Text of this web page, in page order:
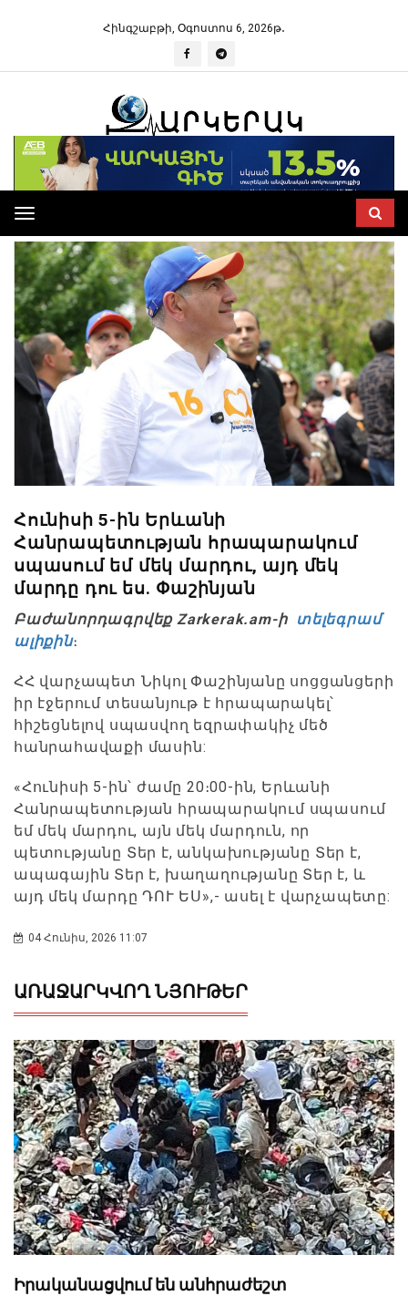
Հինգշաբթի, Օգոստոս 6, 2026թ․
Toggle
navigation
Հունիսի 5-ին Երևանի
Հանրապետության հրապարակում
սպասում եմ մեկ մարդու, այդ մեկ
մարդը դու ես. Փաշինյան
Բաժանորդագրվեք Zarkerak.am-ի տելեգրամ
ալիքին։
ՀՀ վարչապետ Նիկոլ Փաշինյանը սոցցանցերի
իր էջերում տեսանյութ է հրապարակել՝
հիշեցնելով սպասվող եզրափակիչ մեծ
հանրահավաքի մասին:
«Հունիսի 5-ին՝ ժամը 20։00-ին, Երևանի
Հանրապետության հրապարակում սպասում
եմ մեկ մարդու, այն մեկ մարդուն, որ
պետությանը Տեր է, անկախությանը Տեր է,
ապագային Տեր է, խաղաղությանը Տեր է, և
այդ մեկ մարդը ԴՈՒ ԵՍ»,- ասել է վարչապետը:
04 Հունիս, 2026 11:07
ԱՌԱՋԱՐԿՎՈՂ ՆՅՈՒԹԵՐ
Իրականացվում են անհրաժեշտ